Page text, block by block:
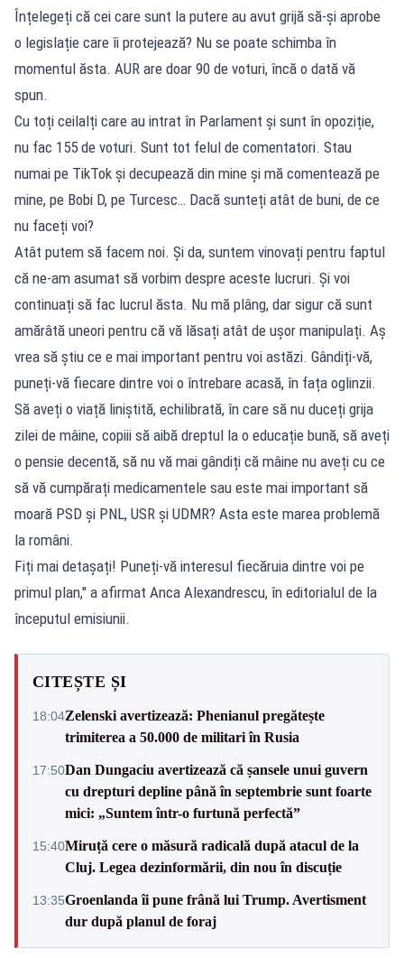
Înțelegeți că cei care sunt la putere au avut grijă să-și aprobe
o legislație care îi protejează? Nu se poate schimba în
momentul ăsta. AUR are doar 90 de voturi, încă o dată vă
spun.
Cu toți ceilalți care au intrat în Parlament și sunt în opoziție,
nu fac 155 de voturi. Sunt tot felul de comentatori. Stau
numai pe TikTok și decupează din mine și mă comentează pe
mine, pe Bobi D, pe Turcesc… Dacă sunteți atât de buni, de ce
nu faceți voi?
Atât putem să facem noi. Și da, suntem vinovați pentru faptul
că ne-am asumat să vorbim despre aceste lucruri. Și voi
continuați să fac lucrul ăsta. Nu mă plâng, dar sigur că sunt
amărâtă uneori pentru că vă lăsați atât de ușor manipulați. Aș
vrea să știu ce e mai important pentru voi astăzi. Gândiți-vă,
puneți-vă fiecare dintre voi o întrebare acasă, în fața oglinzii.
Să aveți o viață liniștită, echilibrată, în care să nu duceți grija
zilei de mâine, copiii să aibă dreptul la o educație bună, să aveți
o pensie decentă, să nu vă mai gândiți că mâine nu aveți cu ce
să vă cumpărați medicamentele sau este mai important să
moară PSD și PNL, USR și UDMR? Asta este marea problemă
la români.
Fiți mai detașați! Puneți-vă interesul fiecăruia dintre voi pe
primul plan," a afirmat Anca Alexandrescu, în editorialul de la
începutul emisiunii.
CITEȘTE ȘI
18:04Zelenski avertizează: Phenianul pregătește
trimiterea a 50.000 de militari în Rusia
17:50Dan Dungaciu avertizează că șansele unui guvern
cu drepturi depline până în septembrie sunt foarte
mici: „Suntem într-o furtună perfectă”
15:40Miruță cere o măsură radicală după atacul de la
Cluj. Legea dezinformării, din nou în discuție
13:35Groenlanda îi pune frână lui Trump. Avertisment
dur după planul de foraj